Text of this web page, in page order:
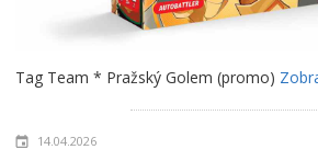
Tag Team * Pražský Golem (promo)
14.04.2026